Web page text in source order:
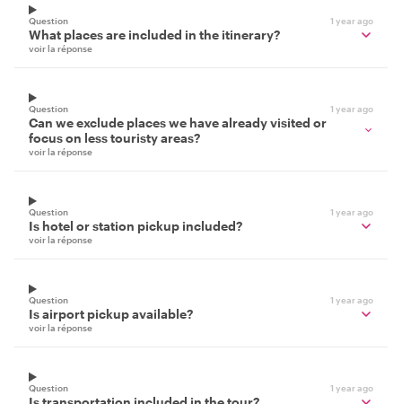
Question 1 year ago
What places are included in the itinerary?
voir la réponse
Question 1 year ago
Can we exclude places we have already visited or
focus on less touristy areas?
voir la réponse
Question 1 year ago
Is hotel or station pickup included?
voir la réponse
Question 1 year ago
Is airport pickup available?
voir la réponse
Question 1 year ago